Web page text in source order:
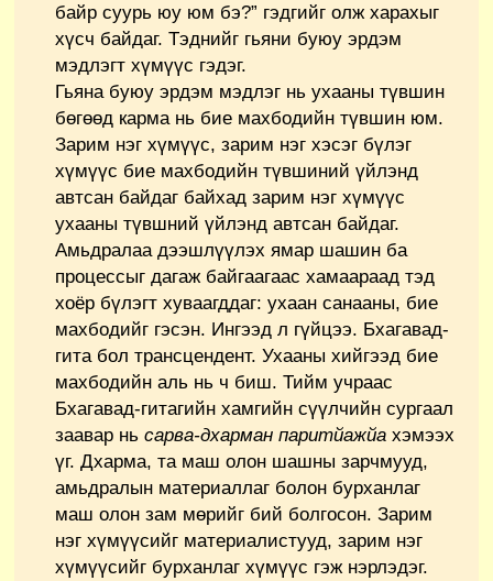
байр суурь юу юм бэ?” гэдгийг олж харахыг
хүсч байдаг. Тэднийг гьяни буюу эрдэм
мэдлэгт хүмүүс гэдэг.
Гьяна буюу эрдэм мэдлэг нь ухааны түвшин
бөгөөд карма нь бие махбодийн түвшин юм.
Зарим нэг хүмүүс, зарим нэг хэсэг бүлэг
хүмүүс бие махбодийн түвшиний үйлэнд
автсан байдаг байхад зарим нэг хүмүүс
ухааны түвшний үйлэнд автсан байдаг.
Амьдралаа дээшлүүлэх ямар шашин ба
процессыг дагаж байгаагаас хамаараад тэд
хоёр бүлэгт хуваагддаг: ухаан санааны, бие
махбодийг гэсэн. Ингээд л гүйцээ. Бхагавад-
гита бол трансцендент. Ухааны хийгээд бие
махбодийн аль нь ч биш. Тийм учраас
Бхагавад-гитагийн хамгийн сүүлчийн сургаал
заавар нь сарва-дхарман паритйажйа хэмээх
үг. Дхарма, та маш олон шашны зарчмууд,
амьдралын материаллаг болон бурханлаг
маш олон зам мөрийг бий болгосон. Зарим
нэг хүмүүсийг материалистууд, зарим нэг
хүмүүсийг бурханлаг хүмүүс гэж нэрлэдэг.